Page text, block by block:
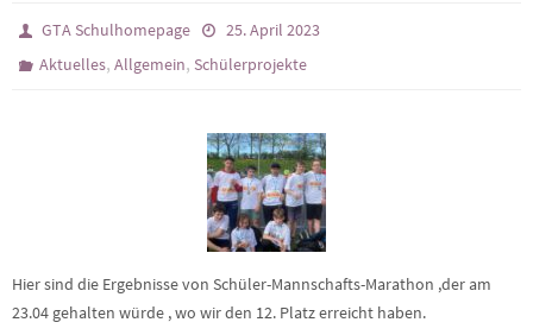
GTA Schulhomepage
25. April 2023
Aktuelles,Allgemein, Schülerprojekte
Hier sind die Ergebnisse von Schüler-Mannschafts-Marathon ,der am
23.04 gehalten würde , wo wir den 12. Platz erreicht haben.